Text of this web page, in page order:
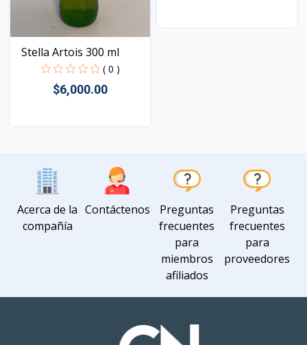
Stella Artois 300 ml
( 0 )
$6,000.00
Acerca de la
compañía
Contáctenos
Preguntas
frecuentes
para
miembros
afiliados
Preguntas
frecuentes
para
proveedores